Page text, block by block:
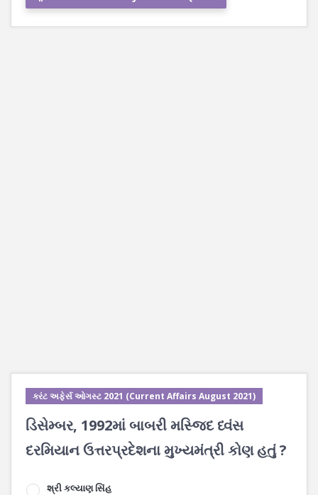
કરંટ અફેર્સ ઓગસ્ટ 2021 (Current Affairs August 2021)
ડિસેમ્બર, 1992માં બાબરી મસ્જિદ ધ્વંસ
દરમિયાન ઉત્તરપ્રદેશના મુખ્યમંત્રી કોણ હતું ?
શ્રી કલ્યાણ સિંહ